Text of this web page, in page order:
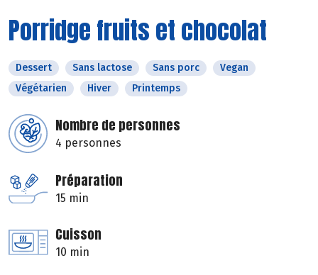
Porridge fruits et chocolat
Dessert Sans lactose Sans porc
Vegan
Végétarien
Hiver Printemps
Nombre de personnes
4 personnes
Préparation
15 min
Cuisson
10 min